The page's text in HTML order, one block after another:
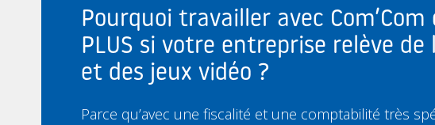
Pourquoi travailler avec
PLUS si votre entreprise relève de
et des jeux vidéo ?
Parce qu’avec une fiscalité et une comptabilité très